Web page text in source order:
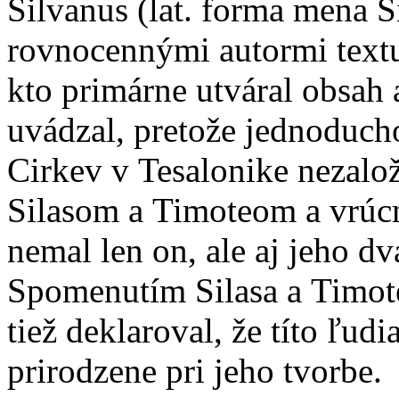
Silvanus (lat. forma mena
rovnocennými autormi
kto primárne utváral
uvádzal, pretože
Cirkev v Tesalonike
Silasom a Timoteom a
nemal len on, ale aj jeho
Spomenutím Silasa a
tiež deklaroval, že títo
prirodzene pri jeho tvorbe.